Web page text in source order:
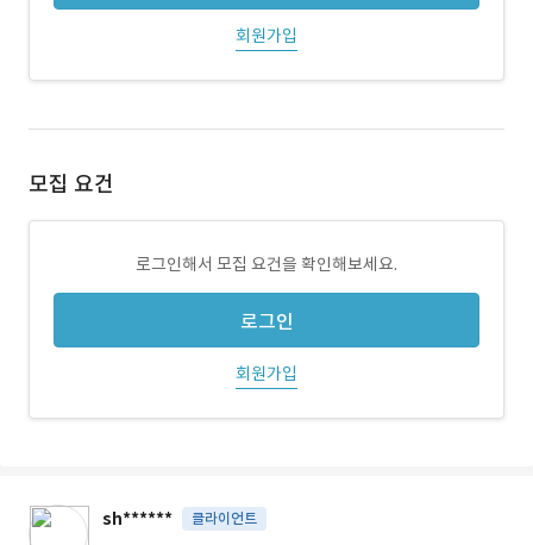
회원가입
모집 요건
로그인해서 모집 요건을 확인해보세요.
로그인
회원가입
sh****** 클라이언트